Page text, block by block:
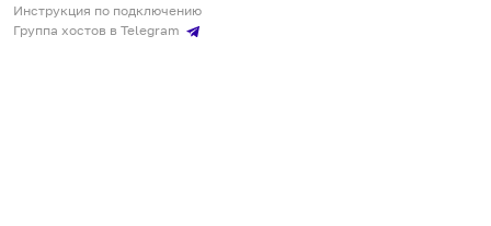
Инструкция по подключению
Группа хостов в Telegram